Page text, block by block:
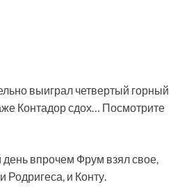
выиграл четвертый горный
Контадор сдох… Посмотрите
впрочем Фрум взял свое,
Родригеса, и Конту.